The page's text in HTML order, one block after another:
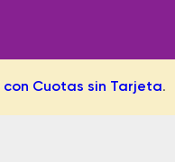
con Cuotas sin Tarjeta.